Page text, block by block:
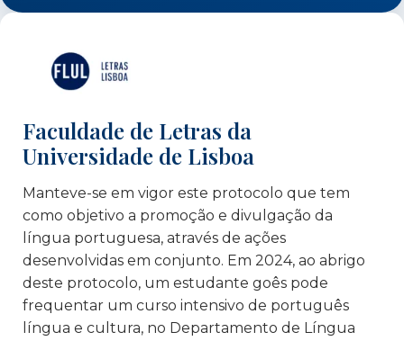
Agrupamento de Escolas Patrício Prazeres
Agrupamento de Escolas Pintor Almada
Agrupamento de Escolas Rainha Dona Leonor
APS Polygonal – Itália
Associação Projeto Ponte
Associação ADRA Portugal
Associação de Moradores do PER 11
Associação Humanidades: Humanus
Associação Renovar a Mouraria
Banco de voluntariado da CML
Câmara Municipal de Lisboa
Faculdade de Letras da
Universidade de Lisboa
Manteve-se em vigor este protocolo que tem
como objetivo a promoção e divulgação da
língua portuguesa, através de ações
desenvolvidas em conjunto. Em 2024, ao abrigo
deste protocolo, um estudante goês pode
frequentar um curso intensivo de português
língua e cultura, no Departamento de Língua